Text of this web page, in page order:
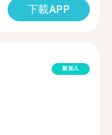
下載APP
新加入